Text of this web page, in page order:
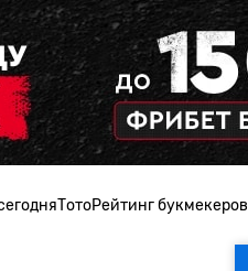
ТотоРейтинг букмекеров